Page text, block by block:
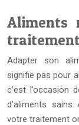
Aliments
Adapter son
signifie pas pour
c’est l’occasion
d’aliments
votre traitement